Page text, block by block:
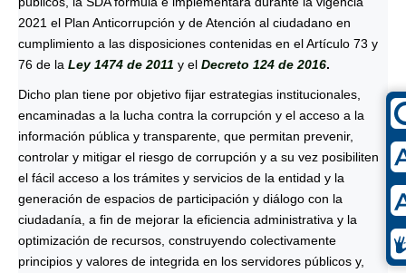
2021 el Plan Anticorrupción y de Atención al ciudadano en
cumplimiento a las disposiciones contenidas en el Artículo 73 y
76 de la Ley 1474 de 2011 y el Decreto 124 de 2016.
Dicho plan tiene por objetivo fijar estrategias institucionales,
encaminadas a la lucha contra la corrupción y el acceso a la
información pública y transparente, que permitan prevenir,
controlar y mitigar el riesgo de corrupción y a su vez posibiliten
el fácil acceso a los trámites y servicios de la entidad y la
generación de espacios de participación y diálogo con la
ciudadanía, a fin de mejorar la eficiencia administrativa y la
optimización de recursos, construyendo colectivamente
principios y valores de integrida en los servidores públicos y,